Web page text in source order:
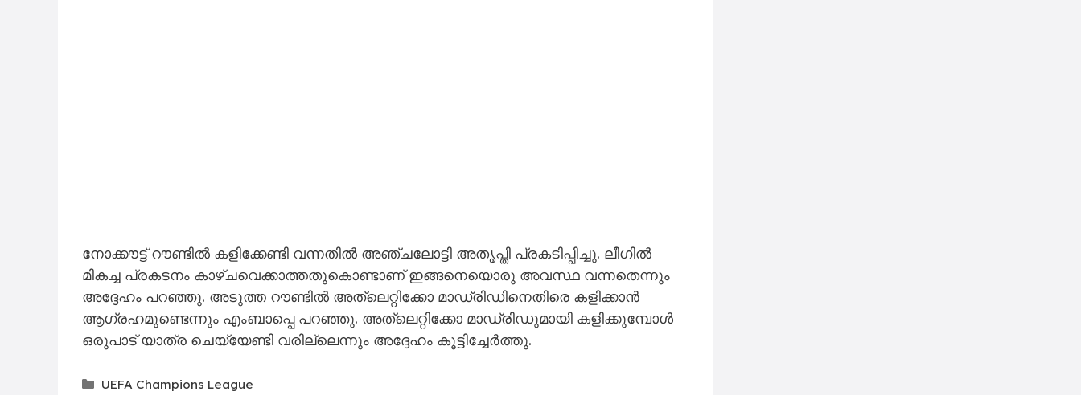
നോക്കൗട്ട് റൗണ്ടിൽ കളിക്കേണ്ടി വന്നതിൽ അഞ്ചലോട്ടി അതൃപ്തി പ്രകടിപ്പിച്ചു. ലീഗിൽ
മികച്ച പ്രകടനം കാഴ്ചവെക്കാത്തതുകൊണ്ടാണ് ഇങ്ങനെയൊരു അവസ്ഥ വന്നതെന്നും
അദ്ദേഹം പറഞ്ഞു. അടുത്ത റൗണ്ടിൽ അത്‌ലെറ്റിക്കോ മാഡ്രിഡിനെതിരെ കളിക്കാൻ
ആഗ്രഹമുണ്ടെന്നും എംബാപ്പെ പറഞ്ഞു. അത്‌ലെറ്റിക്കോ മാഡ്രിഡുമായി കളിക്കുമ്പോൾ
ഒരുപാട് യാത്ര ചെയ്യേണ്ടി വരില്ലെന്നും അദ്ദേഹം കൂട്ടിച്ചേർത്തു.
Categories
UEFA Champions League